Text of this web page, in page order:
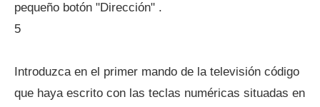
pequeño botón "Dirección" .
5
Introduzca en el primer mando de la televisión código
que haya escrito con las teclas numéricas situadas en